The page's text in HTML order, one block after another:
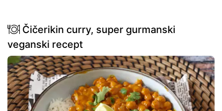
Čičerikin curry, super gurmanski
veganski recept